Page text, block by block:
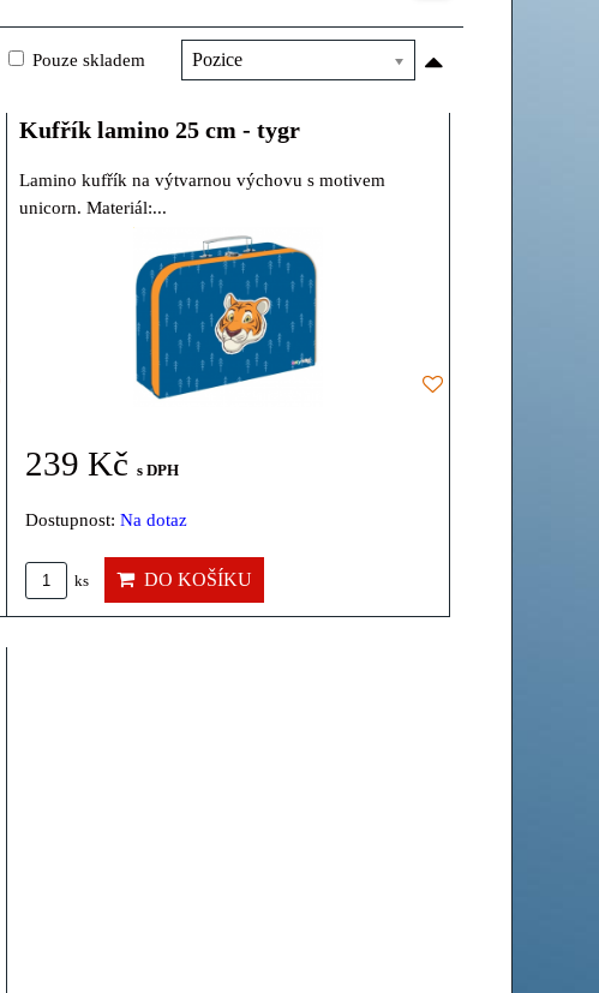
Pozice
Pouze skladem
Kufřík lamino 25 cm - tygr
Lamino kufřík na výtvarnou výchovu s motivem
unicorn. Materiál:...
239 Kč s DPH
Dostupnost: Na dotaz
ks DO KOŠÍKU